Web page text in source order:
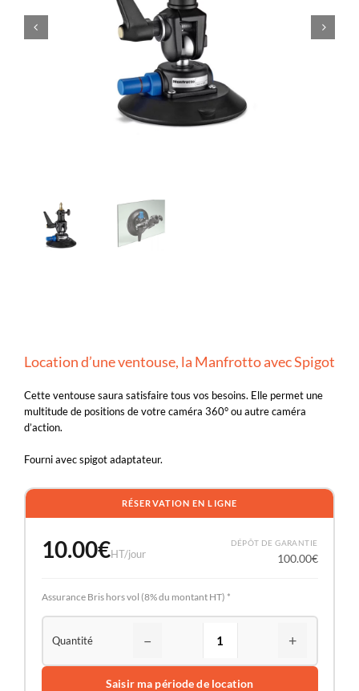
Location d’une ventouse, la Manfrotto avec Spigot
Cette ventouse saura satisfaire tous vos besoins. Elle permet une
multitude de positions de votre caméra 360° ou autre caméra
d’action.
Fourni avec spigot adaptateur.
RÉSERVATION EN LIGNE
10.00€HT/jour
DÉPÔT DE GARANTIE
100.00€
Assurance Bris hors vol (8% du montant HT) *
− +
Saisir ma période de location